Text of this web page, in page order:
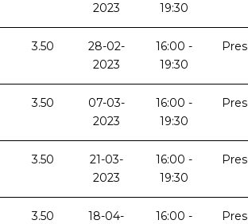
2023
19:30
3.50
28-02-
2023
16:00 -
19:30
3.50
07-03-
2023
16:00 -
19:30
3.50
21-03-
2023
16:00 -
19:30
3.50
18-04-
16:00 -